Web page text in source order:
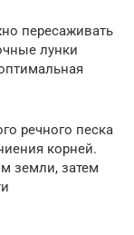
пересаживать
лунки
речного песка
корней.
земли, затем